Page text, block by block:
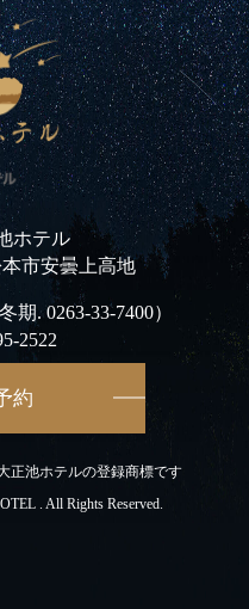
ホテル
市安曇上高地
冬期.0263-33-7400）
2522
約
正池ホテルの登録商標です
. All Rights Reserved.